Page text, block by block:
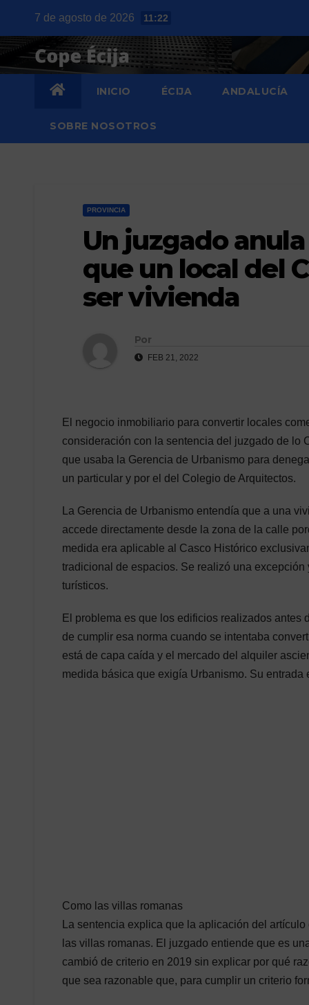
contenido
7 de agosto de 2026 11:22
INICIO ÉCIJA ANDALUCÍA
SOBRE NOSOTROS
PROVINCIA
Un juzgado
que un local del
ser vivienda
Por
FEB 21, 2022
El negocio inmobiliario para convertir locales
consideración con la sentencia del juzgado de lo
que usaba la Gerencia de Urbanismo para
un particular y por el del Colegio de Arquitectos.
La Gerencia de Urbanismo entendía que a una
accede directamente desde la zona de la calle
medida era aplicable al Casco Histórico
tradicional de espacios. Se realizó una
turísticos.
El problema es que los edificios realizados
de cumplir esa norma cuando se intentaba
está de capa caída y el mercado del alquiler
medida básica que exigía Urbanismo. Su entrada
Como las villas romanas
La sentencia explica que la aplicación del
las villas romanas. El juzgado entiende que es
cambió de criterio en 2019 sin explicar por qué
que sea razonable que, para cumplir un criterio